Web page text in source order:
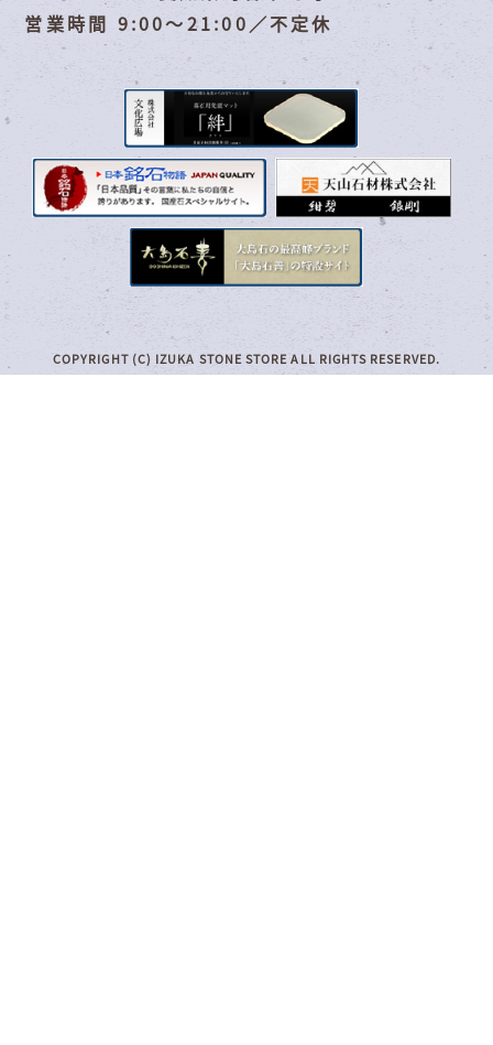
営業時間 9:00～21:00／不定休
COPYRIGHT (C) IZUKA STONE STORE ALL RIGHTS RESERVED.